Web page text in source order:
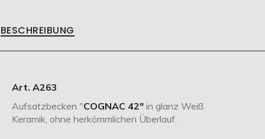
BESCHREIBUNG
Art. A263
Aufsatzbecken "COGNAC 42" in glanz Weiß
Keramik, ohne herkömmlichen Überlauf.